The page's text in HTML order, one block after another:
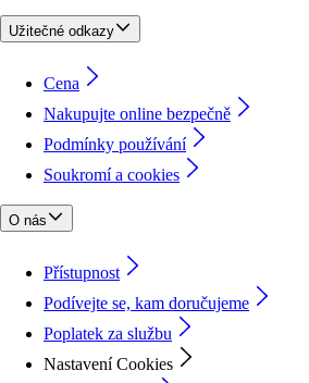
Užitečné odkazy
Cena
Nakupujte online bezpečně
Podmínky používání
Soukromí a cookies
O nás
Přístupnost
Podívejte se, kam doručujeme
Poplatek za službu
Nastavení Cookies